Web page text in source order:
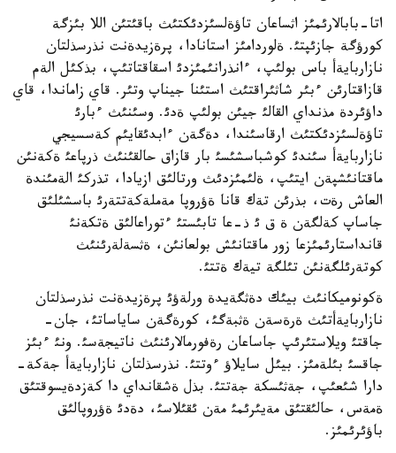
اتا-بابالارئمئز اثساعان تاؤةلسئزدئكتئث باقئتئن اللا بئزگة
كورؤگة جازئپتئ. ةلوردامئز استانادا، پرةزيدةنت نذرسذلتان
نازاربايةأ باس بولئپ، ءانذرانئمئزدئ اسقاقتاتئپ، بذكئل الةم
قازاقتارئن ءبئر شاثئراقتئث استئنا جيناپ وتئر. قاي زاماندا، قاي
داؤئردة مذنداي القالئ جيئن بولئپ ةدئ. وسئنئث ءبارئ
تاؤةلسئزدئكتئث ارقاسئندا، دةگةن ءابدئقايئم كةسسيجي
نازاربايةأ سئندئ كوشباسشئسئ بار قازاق حالقئنئث ذرپاعئ ةكةنئن
ماقتانئشپةن ايتئپ، ةلئمئزدئث ورتالئق ازيادا، تذركئ الةمئندة
العاش رةت، بذرئن تةك قانا ةؤروپا مةملةكةتتةرئ باسشئلئق
جاساپ كةلگةن ة ق ئ ذ-عا تابئستئ ءتوراعالئق ةتكةنئ
قانداستارئمئزعا زور ماقتانئش بولعانئن، ةثسةلةرئنئث
كوتةرئلگةنئن تئلگة تيةك ةتتئ.
ةكونوميكانئث بيئك دةثگةيدة ورلةؤئ پرةزيدةنت نذرسذلتان
نازاربايةأتئث ةرةسةن ةثبةگئ، كورةگةن ساياساتئ، جان-
جاقتئ ويلاستئرئپ جاساعان رةفورمالارئنئث ناتيجةسئ. ونئ ءبئز
جاقسئ بئلةمئز. بيئل سايلاؤ ءوتتئ. نذرسذلتان نازاربايةأ جةكة-
دارا شئعئپ، جةثئسكة جةتتئ. بذل ةشقانداي دا كةزدةيسوقتئق
ةمةس، حالئقتئق مةيئرئمئ مةن ئقئلاسئ، دةدئ ةؤروپالئق
باؤئرئمئز.